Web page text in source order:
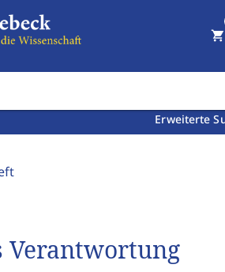
Erweiterte
shopping_cart
Verantwortung